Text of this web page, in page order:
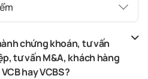
chứng khoán, tư vấn
tư vấn M&A, khách hàng
hay VCBS?